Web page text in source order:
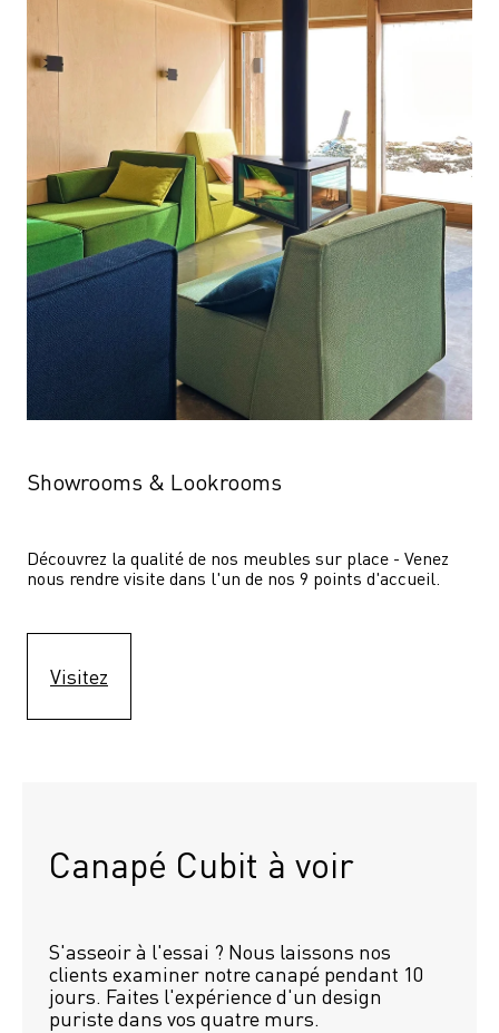
Showrooms & Lookrooms
Découvrez la qualité de nos meubles sur place - Venez
nous rendre visite dans l'un de nos 9 points d'accueil.
Visitez
Canapé Cubit à voir
S'asseoir à l'essai ? Nous laissons nos
clients examiner notre canapé pendant 10
jours. Faites l'expérience d'un design
puriste dans vos quatre murs.